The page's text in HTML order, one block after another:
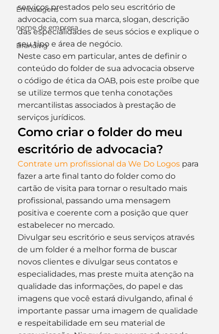
Embalagens
nome de empresa
Branding
serviços prestados pelo seu escritório de
advocacia, com sua marca, slogan, descrição
das especialidades de seus sócios e explique o
seu tipo e área de negócio.
Neste caso em particular, antes de definir o
conteúdo do folder de sua advocacia observe
o código de ética da OAB, pois este proíbe que
se utilize termos que tenha conotações
mercantilistas associados à prestação de
serviços jurídicos.
Como criar o folder do meu
escritório de advocacia?
Contrate um profissional da We Do Logos para
fazer a arte final tanto do folder como do
cartão de visita para tornar o resultado mais
profissional, passando uma mensagem
positiva e coerente com a posição que quer
estabelecer no mercado.
Divulgar seu escritório e seus serviços através
de um folder é a melhor forma de buscar
novos clientes e divulgar seus contatos e
especialidades, mas preste muita atenção na
qualidade das informações, do papel e das
imagens que você estará divulgando, afinal é
importante passar uma imagem de qualidade
e respeitabilidade em seu material de